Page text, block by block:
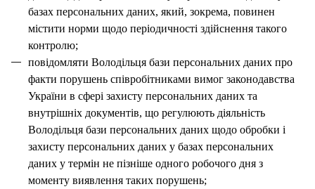
базах персональних даних, який, зокрема, повинен
містити норми щодо періодичності здійснення такого
контролю;
повідомляти Володільця бази персональних даних про
факти порушень співробітниками вимог законодавства
України в сфері захисту персональних даних та
внутрішніх документів, що регулюють діяльність
Володільця бази персональних даних щодо обробки і
захисту персональних даних у базах персональних
даних у термін не пізніше одного робочого дня з
моменту виявлення таких порушень;